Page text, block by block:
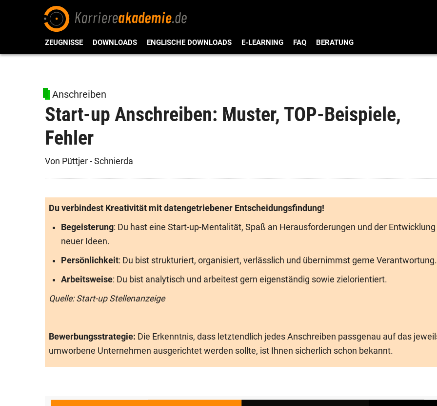
ZEUGNISSE DOWNLOADS ENGLISCHE DOWNLOADS E-LEARNING FAQ BERATUNG
Anschreiben
Start-up Anschreiben: Muster, TOP-Beispiele,
Fehler
Von Püttjer - Schnierda
Du verbindest Kreativität mit datengetriebener Entscheidungsfindung!
Begeisterung: Du hast eine Start-up-Mentalität, Spaß an Herausforderungen und der Entwicklung
neuer Ideen.
Persönlichkeit: Du bist strukturiert, organisiert, verlässlich und übernimmst gerne Verantwortung.
Arbeitsweise: Du bist analytisch und arbeitest gern eigenständig sowie zielorientiert.
Quelle: Start-up Stellenanzeige
Bewerbungsstrategie: Die Erkenntnis, dass letztendlich jedes Anschreiben passgenau auf das
umworbene Unternehmen ausgerichtet werden sollte, ist Ihnen sicherlich schon bekannt.